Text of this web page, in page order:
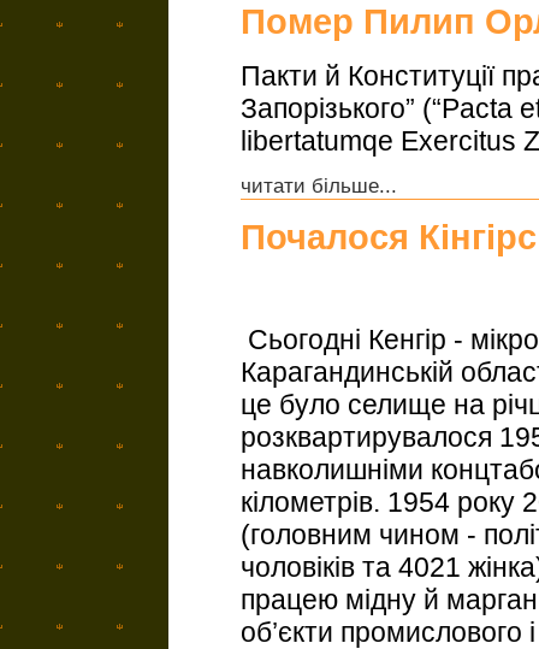
Помер Пилип
Пакти й Конституції
Запорізького”
libertatumqe Exercitus
читати більше...
Почалося
Сьогодні Кенгір -
Карагандинській
це було селище на
розквартирувалося
навколишніми
кілометрів. 1954 року
(головним чином -
чоловіків та 4021
працею мідну й
об’єкти промислового